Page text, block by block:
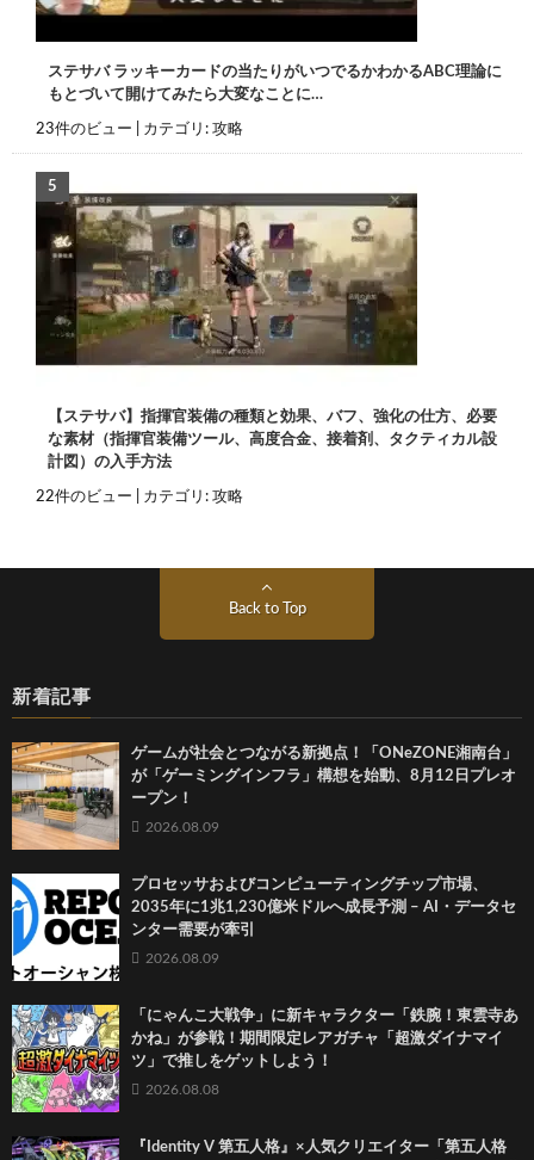
ステサバ ラッキーカードの当たりがいつでるかわかるABC理論に
もとづいて開けてみたら大変なことに…
23件のビュー カテゴリ: 攻略
【ステサバ】指揮官装備の種類と効果、バフ、強化の仕方、必要
な素材（指揮官装備ツール、高度合金、接着剤、タクティカル設
計図）の入手方法
22件のビュー カテゴリ: 攻略
Back to Top
新着記事
ゲームが社会とつながる新拠点！「ONeZONE湘南台」
が「ゲーミングインフラ」構想を始動、8月12日プレオ
ープン！
2026.08.09
プロセッサおよびコンピューティングチップ市場、
2035年に1兆1,230億米ドルへ成長予測 – AI・データセ
ンター需要が牽引
2026.08.09
「にゃんこ大戦争」に新キャラクター「鉄腕！東雲寺あ
かね」が参戦！期間限定レアガチャ「超激ダイナマイ
ツ」で推しをゲットしよう！
2026.08.08
『Identity V 第五人格』×人気クリエイター「第五人格